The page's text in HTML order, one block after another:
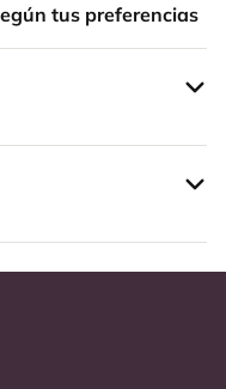
tus preferencias